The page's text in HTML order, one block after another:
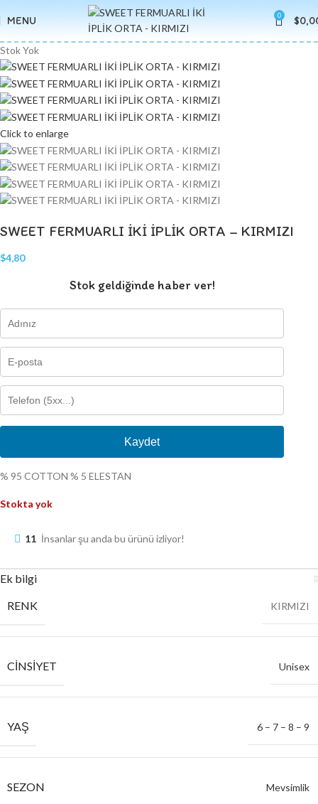
MENU 0 $
Stok Yok
Click to enlarge
SWEET FERMUARLI İKİ İPLİK ORTA – KIRMIZI
$4,80
Stok geldiğinde haber ver!
Kaydet
% 95 COTTON % 5 ELESTAN
Stokta yok
11 İnsanlar şu anda bu ürünü izliyor!
Ek bilgi
RENK
KIRMIZI
CINSIYET Unisex
YAŞ 6 – 7 – 8 – 9
SEZON Mevsimlik